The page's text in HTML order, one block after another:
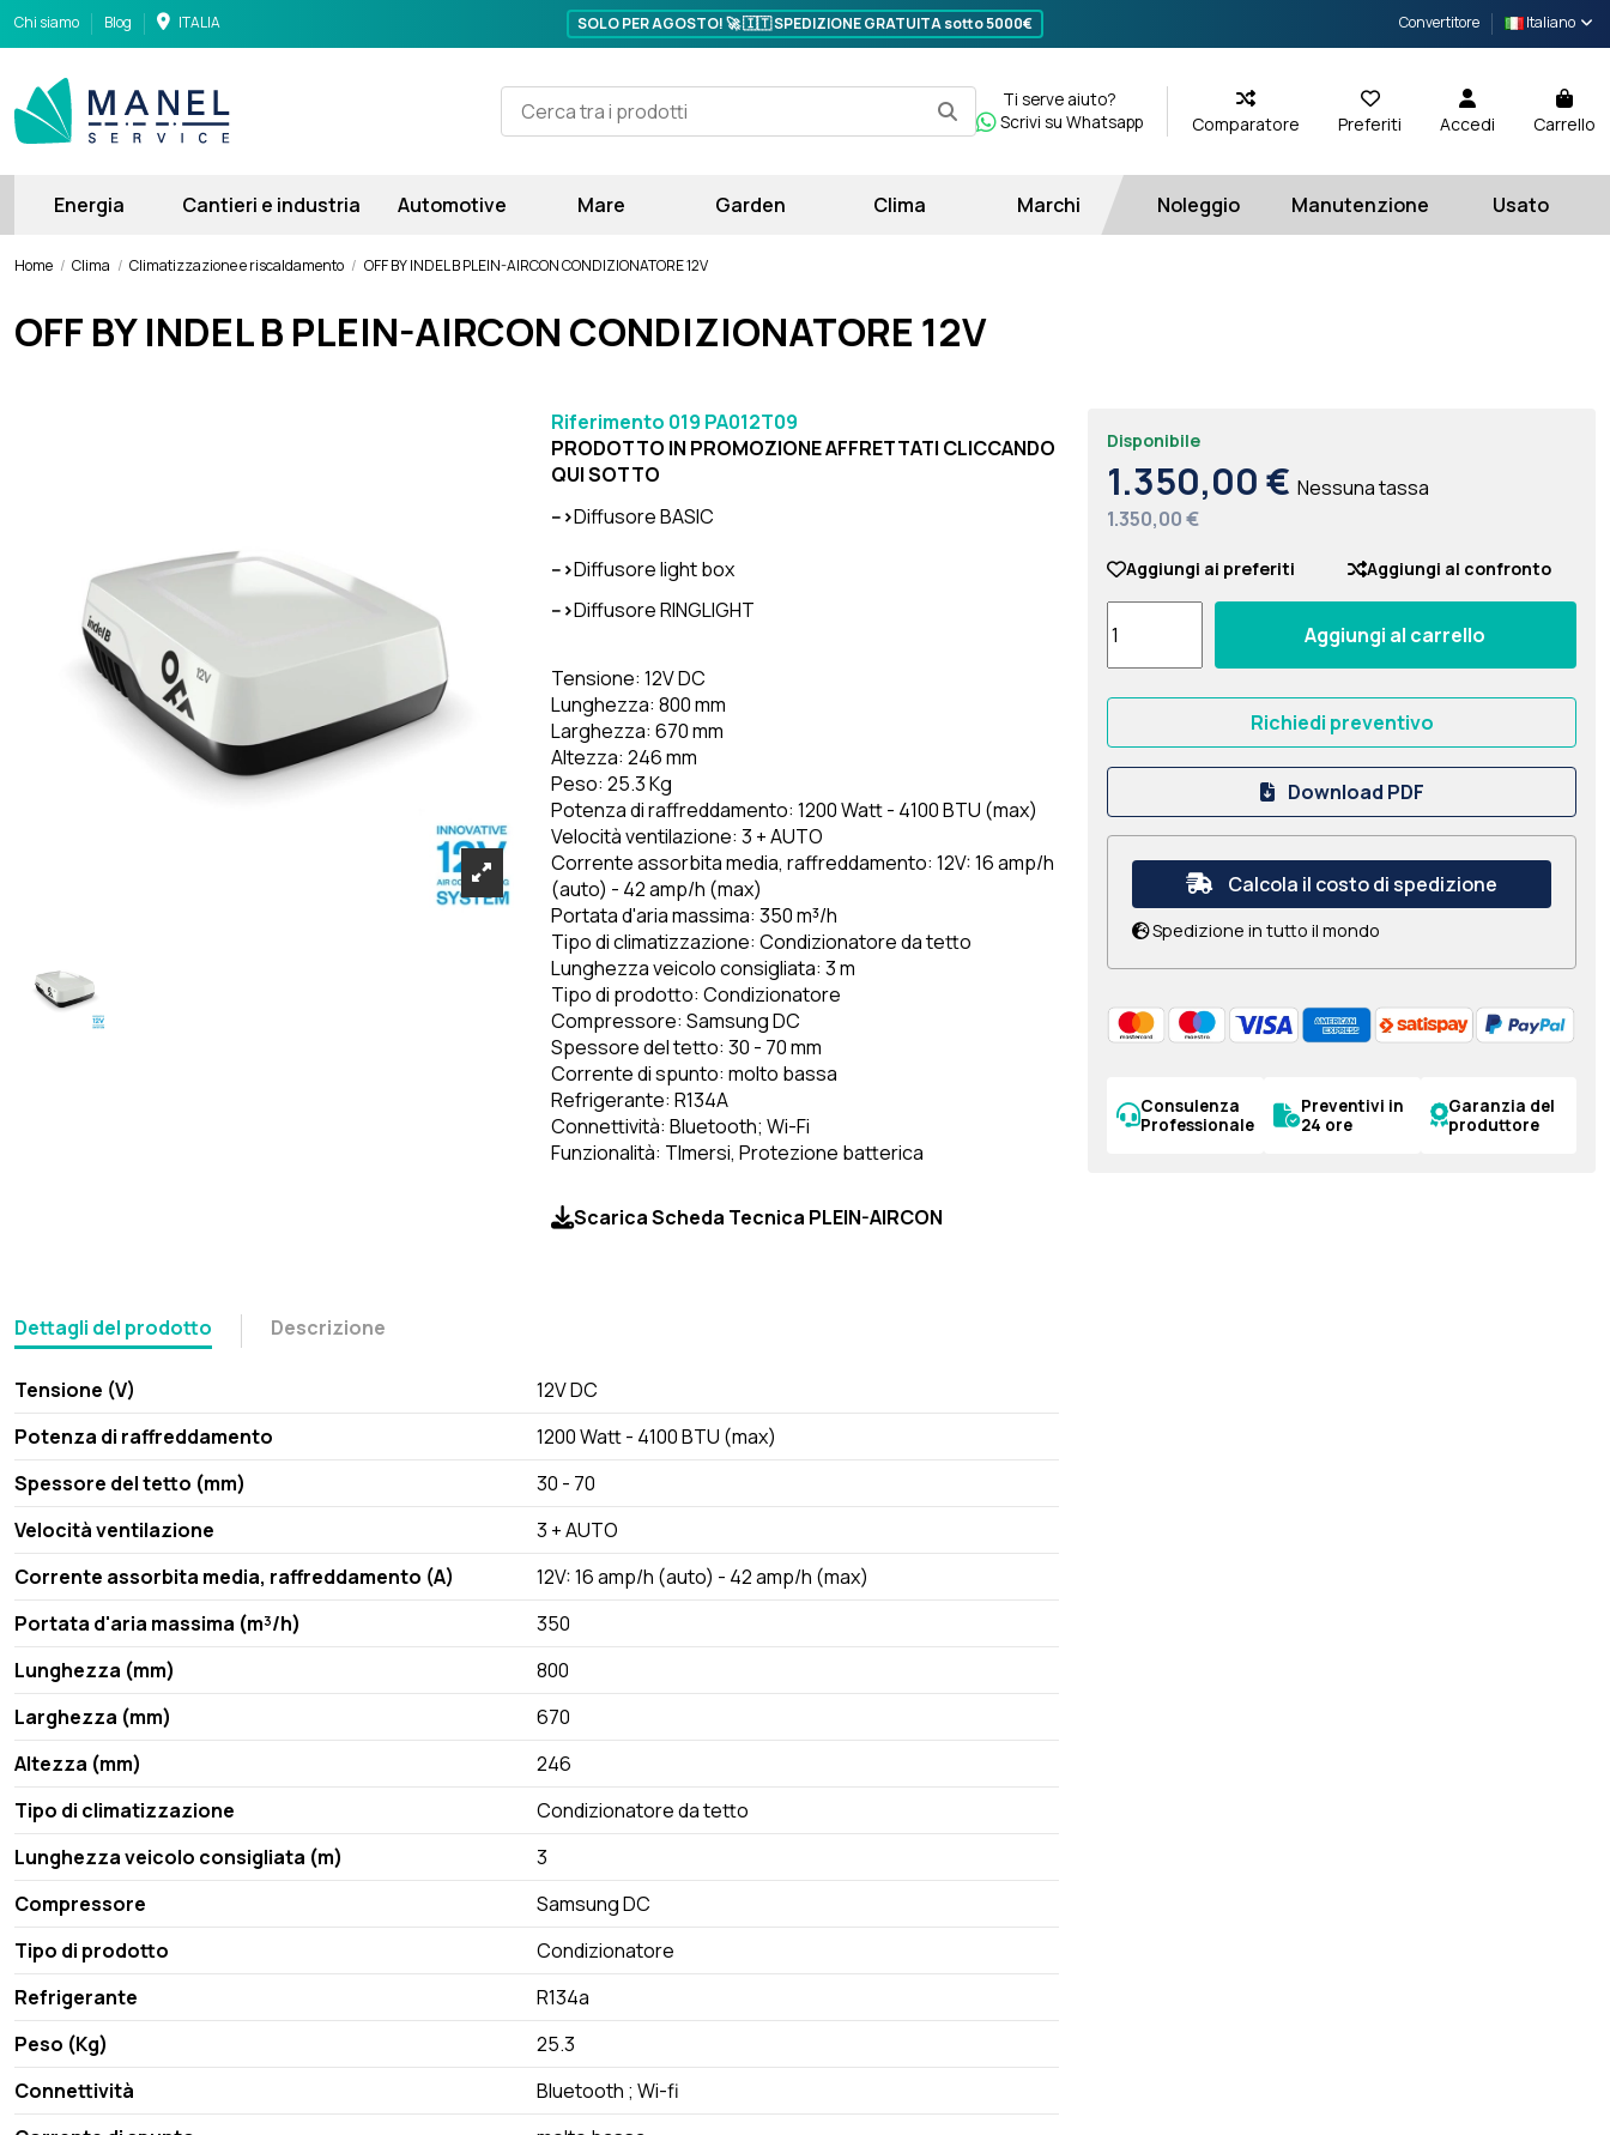
Chi siamo Blog ITALIA SOLO PER AGOSTO! 🚀 🇮🇹SPEDIZIONE GRATUITA sotto 5000€ Convertitore Italiano
Ti serve aiuto?
Scrivi su Whatsapp
Comparatore Preferiti Accedi Carrello
Energia Cantieri e industria Automotive Mare Garden Clima Marchi Noleggio Manutenzione Usato
Home Clima Climatizzazione e riscaldamento OFF BY INDEL B PLEIN-AIRCON CONDIZIONATORE 12V
OFF BY INDEL B PLEIN-AIRCON CONDIZIONATORE 12V
Riferimento 019 PA012T09
PRODOTTO IN PROMOZIONE AFFRETTATI CLICCANDO
QUI SOTTO
-->Diffusore BASIC
-->Diffusore light box
-->Diffusore RINGLIGHT
Tensione: 12V DC
Lunghezza: 800 mm
Larghezza: 670 mm
Altezza: 246 mm
Peso: 25.3 Kg
Potenza di raffreddamento: 1200 Watt - 4100 BTU (max)
Velocità ventilazione: 3 + AUTO
Corrente assorbita media, raffreddamento: 12V: 16 amp/h
(auto) - 42 amp/h (max)
Portata d'aria massima: 350 m³/h
Tipo di climatizzazione: Condizionatore da tetto
Lunghezza veicolo consigliata: 3 m
Tipo di prodotto: Condizionatore
Compressore: Samsung DC
Spessore del tetto: 30 - 70 mm
Corrente di spunto: molto bassa
Refrigerante: R134A
Connettività: Bluetooth; Wi-Fi
Funzionalità: TImersi, Protezione batterica
Scarica Scheda Tecnica PLEIN-AIRCON
Dettagli del prodotto Descrizione
Tensione (V)
12V DC
Potenza di raffreddamento
1200 Watt - 4100 BTU (max)
Spessore del tetto (mm)
30 - 70
Velocità ventilazione
3 + AUTO
Corrente assorbita media, raffreddamento (A)
12V: 16 amp/h (auto) - 42 amp/h (max)
Portata d'aria massima (m³/h)
350
Lunghezza (mm)
800
Larghezza (mm)
670
Altezza (mm)
246
Tipo di climatizzazione
Condizionatore da tetto
Lunghezza veicolo consigliata (m)
3
Compressore
Samsung DC
Tipo di prodotto
Condizionatore
Refrigerante
R134a
Peso (Kg)
25.3
Connettività
Bluetooth ; Wi-fi
Disponibile
1.350,00 € Nessuna tassa
1.350,00 €
Aggiungi ai preferiti Aggiungi al confronto
Aggiungi al carrello
Richiedi preventivo
Download PDF
Calcola il costo di spedizione
Spedizione in tutto il mondo
Consulenza
Professionale
Preventivi in
24 ore
Garanzia del
produttore